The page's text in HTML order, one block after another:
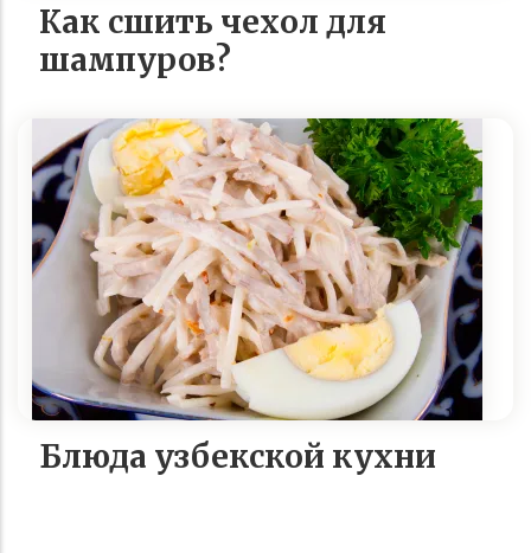
Как сшить чехол для
шампуров?
Блюда узбекской кухни